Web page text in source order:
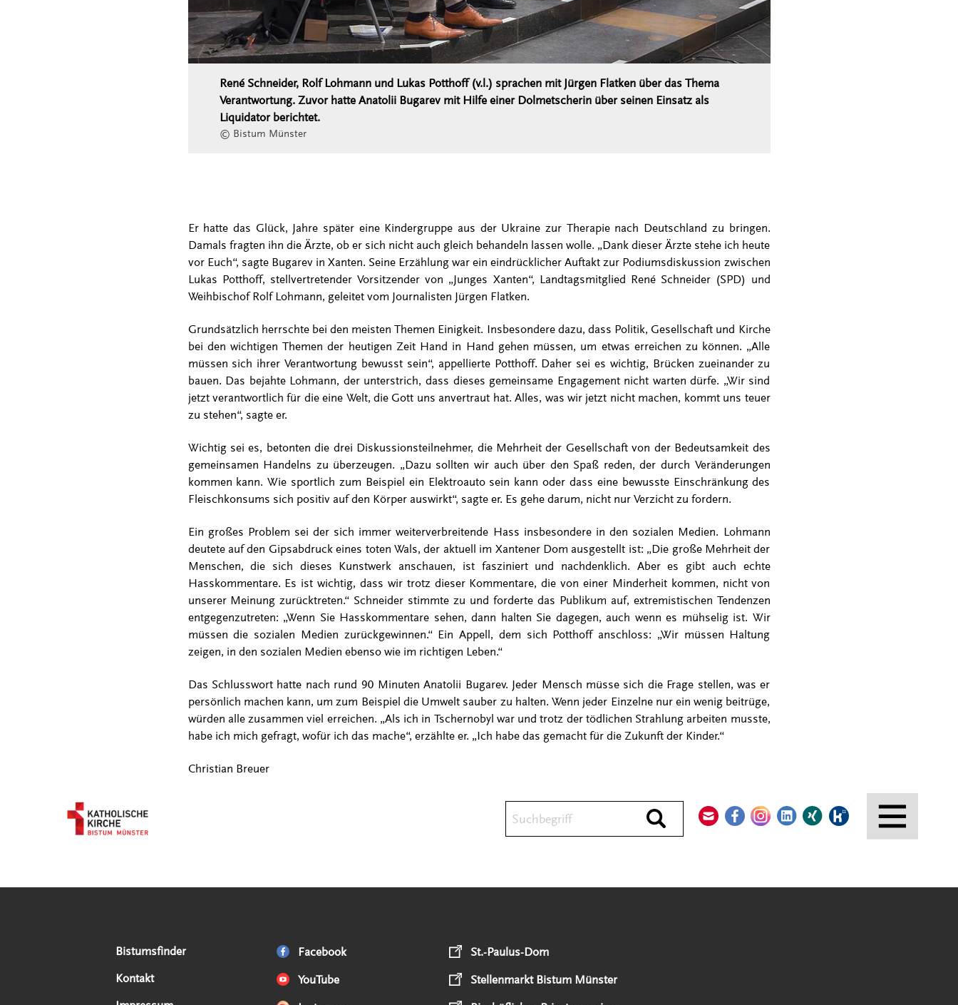
Durchsuchen
René Schneider, Rolf Lohmann und Lukas Potthoff (v.l.) sprachen mit Jürgen Flatken über das Thema
Verantwortung. Zuvor hatte Anatolii Bugarev mit Hilfe einer Dolmetscherin über seinen Einsatz als
Liquidator berichtet.
© Bistum Münster
Er hatte das Glück, Jahre später eine Kindergruppe aus der Ukraine zur Therapie nach Deutschland zu bringen.
Damals fragten ihn die Ärzte, ob er sich nicht auch gleich behandeln lassen wolle. „Dank dieser Ärzte stehe ich heute
vor Euch“, sagte Bugarev in Xanten. Seine Erzählung war ein eindrücklicher Auftakt zur Podiumsdiskussion zwischen
Lukas Potthoff, stellvertretender Vorsitzender von „Junges Xanten“, Landtagsmitglied René Schneider (SPD) und
Weihbischof Rolf Lohmann, geleitet vom Journalisten Jürgen Flatken.
Grundsätzlich herrschte bei den meisten Themen Einigkeit. Insbesondere dazu, dass Politik, Gesellschaft und Kirche
bei den wichtigen Themen der heutigen Zeit Hand in Hand gehen müssen, um etwas erreichen zu können. „Alle
müssen sich ihrer Verantwortung bewusst sein“, appellierte Potthoff. Daher sei es wichtig, Brücken zueinander zu
bauen. Das bejahte Lohmann, der unterstrich, dass dieses gemeinsame Engagement nicht warten dürfe. „Wir sind
jetzt verantwortlich für die eine Welt, die Gott uns anvertraut hat. Alles, was wir jetzt nicht machen, kommt uns teuer
zu stehen“, sagte er.
Wichtig sei es, betonten die drei Diskussionsteilnehmer, die Mehrheit der Gesellschaft von der Bedeutsamkeit des
gemeinsamen Handelns zu überzeugen. „Dazu sollten wir auch über den Spaß reden, der durch Veränderungen
kommen kann. Wie sportlich zum Beispiel ein Elektroauto sein kann oder dass eine bewusste Einschränkung des
Fleischkonsums sich positiv auf den Körper auswirkt“, sagte er. Es gehe darum, nicht nur Verzicht zu fordern.
Ein großes Problem sei der sich immer weiterverbreitende Hass insbesondere in den sozialen Medien. Lohmann
deutete auf den Gipsabdruck eines toten Wals, der aktuell im Xantener Dom ausgestellt ist: „Die große Mehrheit der
Menschen, die sich dieses Kunstwerk anschauen, ist fasziniert und nachdenklich. Aber es gibt auch echte
Hasskommentare. Es ist wichtig, dass wir trotz dieser Kommentare, die von einer Minderheit kommen, nicht von
unserer Meinung zurücktreten.“ Schneider stimmte zu und forderte das Publikum auf, extremistischen Tendenzen
entgegenzutreten: „Wenn Sie Hasskommentare sehen, dann halten Sie dagegen, auch wenn es mühselig ist. Wir
müssen die sozialen Medien zurückgewinnen.“ Ein Appell, dem sich Potthoff anschloss: „Wir müssen Haltung
zeigen, in den sozialen Medien ebenso wie im richtigen Leben.“
Das Schlusswort hatte nach rund 90 Minuten Anatolii Bugarev. Jeder Mensch müsse sich die Frage stellen, was er
persönlich machen kann, um zum Beispiel die Umwelt sauber zu halten. Wenn jeder Einzelne nur ein wenig beitrüge,
würden alle zusammen viel erreichen. „Als ich in Tschernobyl war und trotz der tödlichen Strahlung arbeiten musste,
habe ich mich gefragt, wofür ich das mache“, erzählte er. „Ich habe das gemacht für die Zukunft der Kinder.“
Christian Breuer
Serviceangebote
Bistumsfinder
Kontakt
Social Media Angebote Facebook
YouTube
Externe Links St.-Paulus-Dom
Stellenmarkt Bistum Münster